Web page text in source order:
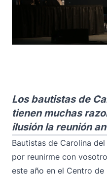
Los bautistas de
tienen muchas
ilusión la reunión
Bautistas de Carolina
por reunirme con
este año en el Centro